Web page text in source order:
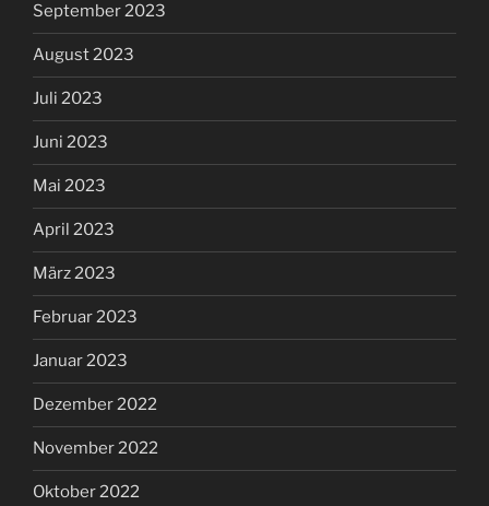
September 2023
August 2023
Juli 2023
Juni 2023
Mai 2023
April 2023
März 2023
Februar 2023
Januar 2023
Dezember 2022
November 2022
Oktober 2022